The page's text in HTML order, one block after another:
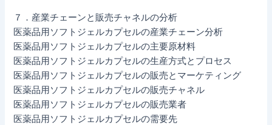
７．産業チェーンと販売チャネルの分析
医薬品用ソフトジェルカプセルの産業チェーン分析
医薬品用ソフトジェルカプセルの主要原材料
医薬品用ソフトジェルカプセルの生産方式とプロセス
医薬品用ソフトジェルカプセルの販売とマーケティング
医薬品用ソフトジェルカプセルの販売チャネル
医薬品用ソフトジェルカプセルの販売業者
医薬品用ソフトジェルカプセルの需要先